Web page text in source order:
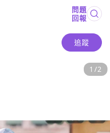
問題
回報
1 /2
追蹤